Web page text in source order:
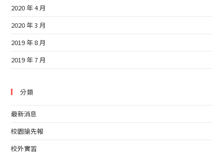
2020 年 4 月
2020 年 3 月
2019 年 8 月
2019 年 7 月
分類
最新消息
校園搶先報
校外實習